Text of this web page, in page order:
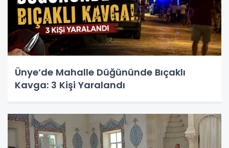
Ünye’de Mahalle Düğününde Bıçaklı
Kavga: 3 Kişi Yaralandı